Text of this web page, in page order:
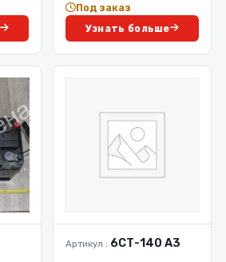
Под заказ
Узнать больше
Артикул : 6СТ-140 А3